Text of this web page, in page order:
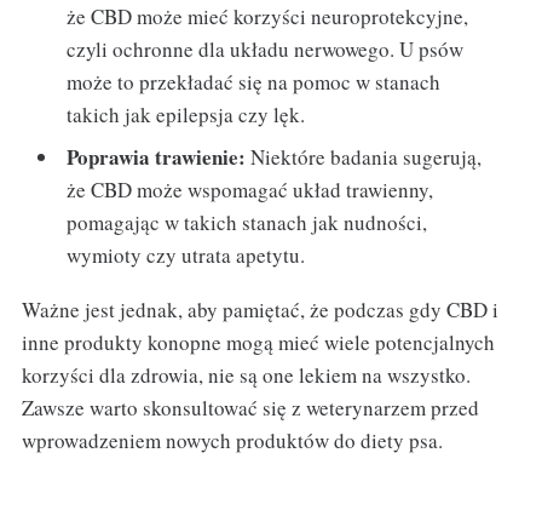
że CBD może mieć korzyści neuroprotekcyjne,
czyli ochronne dla układu nerwowego. U psów
może to przekładać się na pomoc w stanach
takich jak epilepsja czy lęk.
Poprawia trawienie: Niektóre badania sugerują,
że CBD może wspomagać układ trawienny,
pomagając w takich stanach jak nudności,
wymioty czy utrata apetytu.
Ważne jest jednak, aby pamiętać, że podczas gdy CBD i
inne produkty konopne mogą mieć wiele potencjalnych
korzyści dla zdrowia, nie są one lekiem na wszystko.
Zawsze warto skonsultować się z weterynarzem przed
wprowadzeniem nowych produktów do diety psa.